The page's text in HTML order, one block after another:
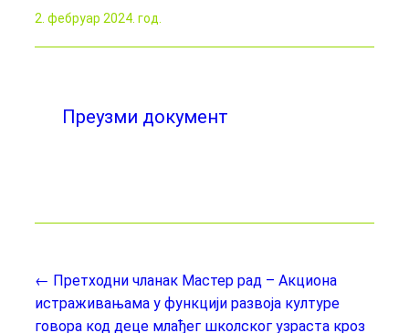
2. фебруар 2024. год.
Преузми документ
← Претходни чланак Мастер рад – Акциона
истраживањама у функцији развоја културе
говора код деце млађег школског узраста кроз